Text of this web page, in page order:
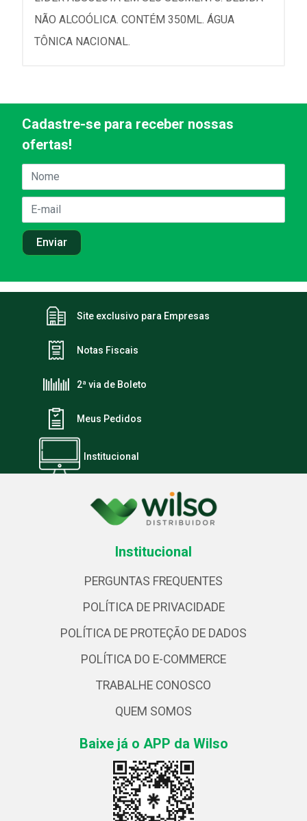
NÃO ALCOÓLICA. CONTÉM 350ML. ÁGUA
TÔNICA NACIONAL.
Cadastre-se para receber nossas
ofertas!
Site exclusivo para Empresas
Notas Fiscais
2ª via de Boleto
Meus Pedidos
Institucional
Institucional
PERGUNTAS FREQUENTES
POLÍTICA DE PRIVACIDADE
POLÍTICA DE PROTEÇÃO DE DADOS
POLÍTICA DO E-COMMERCE
TRABALHE CONOSCO
QUEM SOMOS
Baixe já o APP da Wilso